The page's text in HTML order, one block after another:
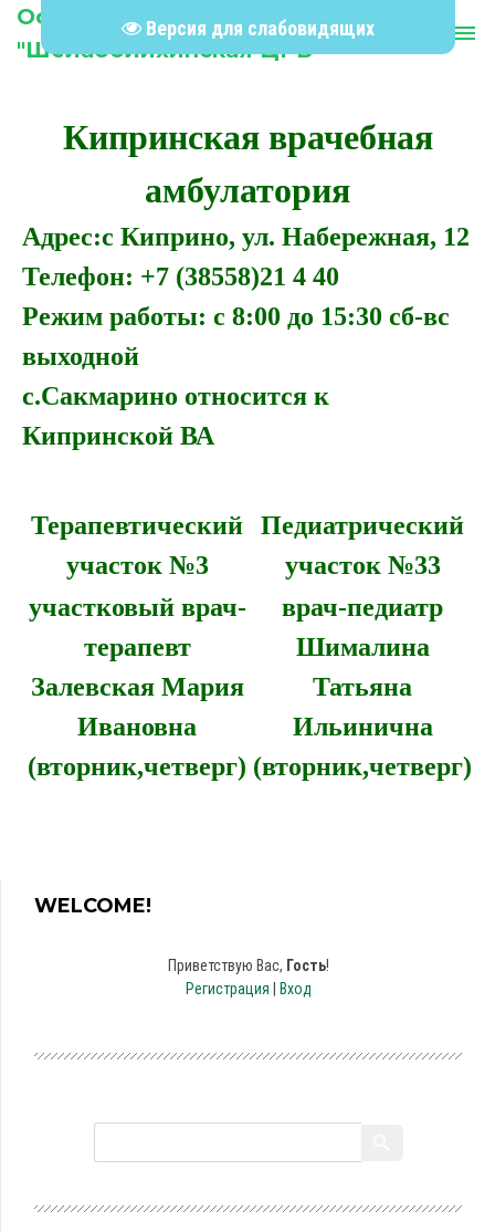
Версия для слабовидящих
Официальный сайт КГБУЗ
"Шелаболихинская ЦРБ"
menu
Кипринская врачебная
амбулатория
Адрес:с Киприно, ул. Набережная, 12
Телефон: +7 (38558)21 4 40
Режим работы: с 8:00 до 15:30 сб-вс
выходной
с.Сакмарино относится к
Кипринской ВА
Терапевтический
участок №3
Педиатрический
участок №33
участковый врач-
терапевт
Залевская Мария
Ивановна
(вторник,четверг)
врач-педиатр
Шималина
Татьяна
Ильинична
(вторник,четверг)
WELCOME!
Приветствую Вас, Гость!
Регистрация
Вход